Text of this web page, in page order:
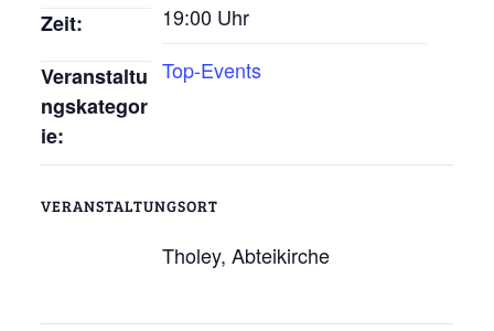
Zeit: 19:00 Uhr
Veranstaltu
ngskategor
ie:
Top-Events
VERANSTALTUNGSORT
Tholey, Abteikirche